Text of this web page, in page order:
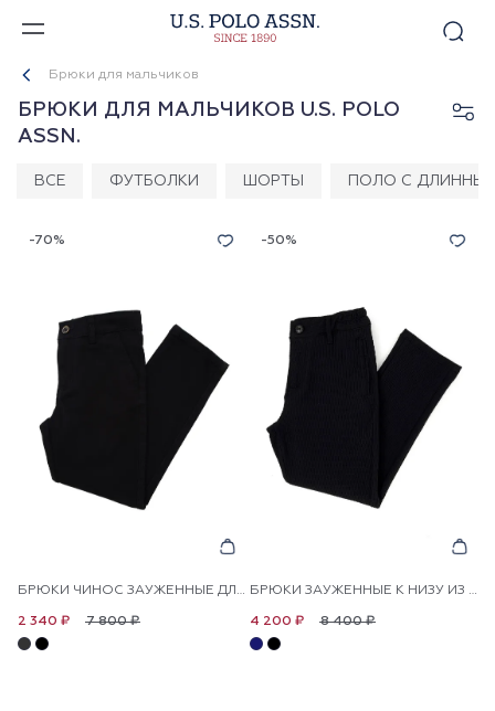
Брюки для мальчиков
БРЮКИ ДЛЯ МАЛЬЧИКОВ U.S. POLO
ASSN.
ВСЕ ФУТБОЛКИ ШОРТЫ ПОЛО С
-70%
БРЮКИ ЧИНОС ЗАУЖЕННЫЕ ДЛЯ МАЛЬЧИКОВ
7 800 ₽
2 340 ₽
-50%
БРЮКИ ЗАУЖЕННЫЕ К НИЗУ ИЗ ЖАТОЙ ТКАНИ ДЛЯ МАЛЬЧИКОВ
8 400 ₽
4 200 ₽